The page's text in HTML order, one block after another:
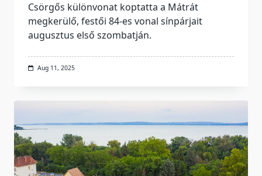
Csörgős különvonat koptatta a Mátrát
megkerülő, festői 84-es vonal sínpárjait
augusztus első szombatján.
Aug 11, 2025